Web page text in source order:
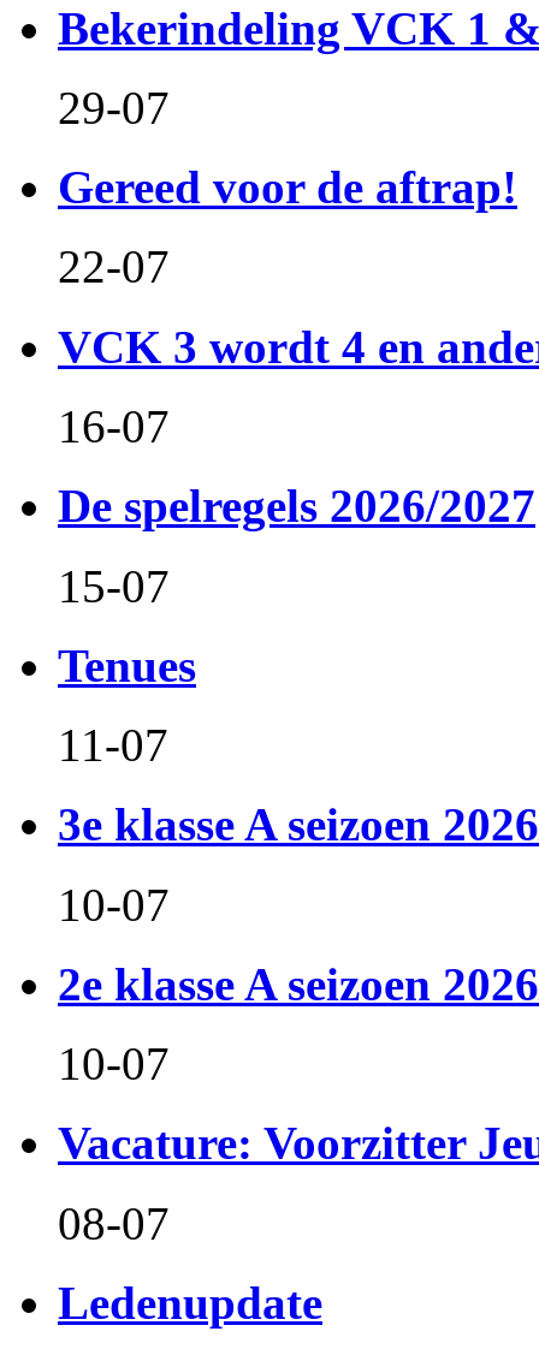
Bekerindeling VCK 1
29-07
Gereed voor de aftrap!
22-07
VCK 3 wordt 4 en
16-07
De spelregels 2026/2027
15-07
Tenues
11-07
3e klasse A seizoen
10-07
2e klasse A seizoen
10-07
Vacature: Voorzitter
08-07
Ledenupdate